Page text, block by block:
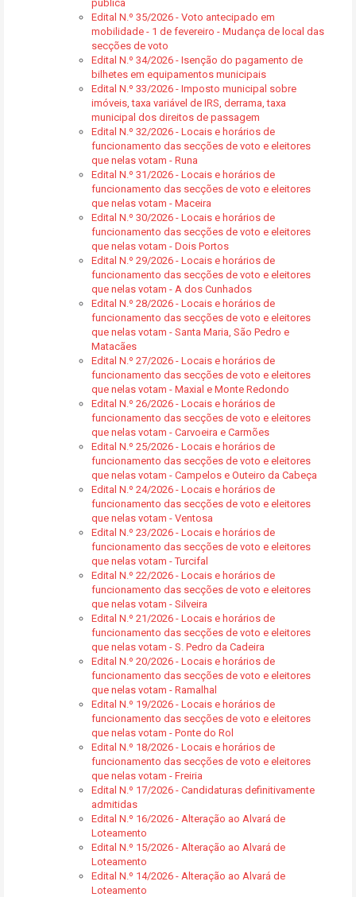
pública
Edital N.º 35/2026 - Voto antecipado em
mobilidade - 1 de fevereiro - Mudança de local das
secções de voto
Edital N.º 34/2026 - Isenção do pagamento de
bilhetes em equipamentos municipais
Edital N.º 33/2026 - Imposto municipal sobre
imóveis, taxa variável de IRS, derrama, taxa
municipal dos direitos de passagem
Edital N.º 32/2026 - Locais e horários de
funcionamento das secções de voto e eleitores
que nelas votam - Runa
Edital N.º 31/2026 - Locais e horários de
funcionamento das secções de voto e eleitores
que nelas votam - Maceira
Edital N.º 30/2026 - Locais e horários de
funcionamento das secções de voto e eleitores
que nelas votam - Dois Portos
Edital N.º 29/2026 - Locais e horários de
funcionamento das secções de voto e eleitores
que nelas votam - A dos Cunhados
Edital N.º 28/2026 - Locais e horários de
funcionamento das secções de voto e eleitores
que nelas votam - Santa Maria, São Pedro e
Matacães
Edital N.º 27/2026 - Locais e horários de
funcionamento das secções de voto e eleitores
que nelas votam - Maxial e Monte Redondo
Edital N.º 26/2026 - Locais e horários de
funcionamento das secções de voto e eleitores
que nelas votam - Carvoeira e Carmões
Edital N.º 25/2026 - Locais e horários de
funcionamento das secções de voto e eleitores
que nelas votam - Campelos e Outeiro da Cabeça
Edital N.º 24/2026 - Locais e horários de
funcionamento das secções de voto e eleitores
que nelas votam - Ventosa
Edital N.º 23/2026 - Locais e horários de
funcionamento das secções de voto e eleitores
que nelas votam - Turcifal
Edital N.º 22/2026 - Locais e horários de
funcionamento das secções de voto e eleitores
que nelas votam - Silveira
Edital N.º 21/2026 - Locais e horários de
funcionamento das secções de voto e eleitores
que nelas votam - S. Pedro da Cadeira
Edital N.º 20/2026 - Locais e horários de
funcionamento das secções de voto e eleitores
que nelas votam - Ramalhal
Edital N.º 19/2026 - Locais e horários de
funcionamento das secções de voto e eleitores
que nelas votam - Ponte do Rol
Edital N.º 18/2026 - Locais e horários de
funcionamento das secções de voto e eleitores
que nelas votam - Freiria
Edital N.º 17/2026 - Candidaturas definitivamente
admitidas
Edital N.º 16/2026 - Alteração ao Alvará de
Loteamento
Edital N.º 15/2026 - Alteração ao Alvará de
Loteamento
Edital N.º 14/2026 - Alteração ao Alvará de
Loteamento